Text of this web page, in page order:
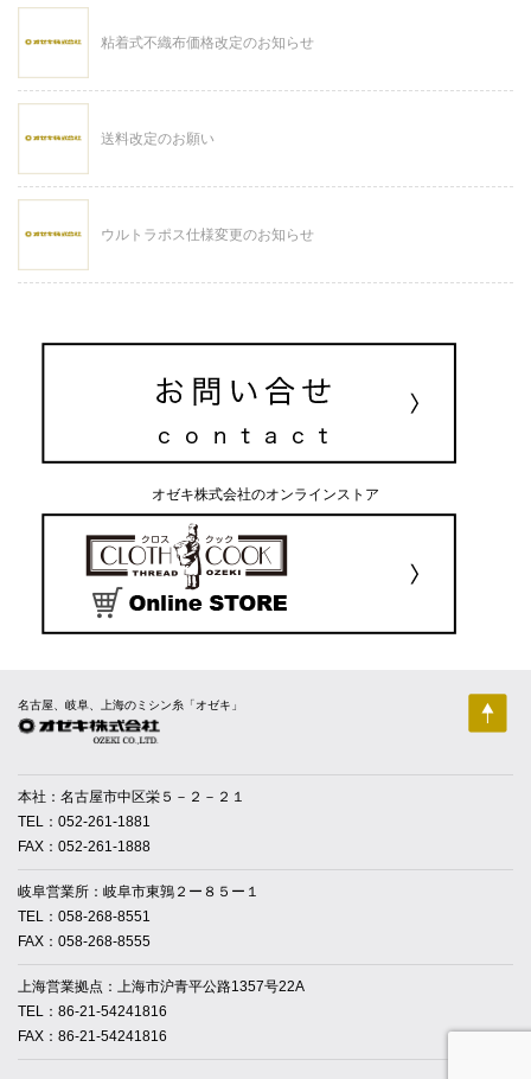
粘着式不織布価格改定のお知らせ
送料改定のお願い
ウルトラポス仕様変更のお知らせ
オゼキ株式会社のオンラインストア
名古屋、岐阜、上海のミシン糸「オゼキ」
本社：名古屋市中区栄５－２－２１
TEL：052-261-1881
FAX：052-261-1888
岐阜営業所：岐阜市東鶉２ー８５ー１
TEL：058-268-8551
FAX：058-268-8555
上海営業拠点：上海市沪青平公路1357号22A
TEL：86-21-54241816
FAX：86-21-54241816